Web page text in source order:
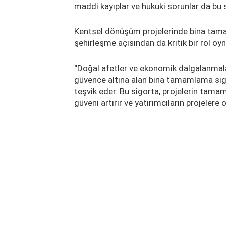
maddi kayıplar ve hukuki sorunlar da
Kentsel dönüşüm projelerinde bina
şehirleşme açısından da kritik bir rol
“Doğal afetler ve ekonomik
güvence altına alan bina tamamlama
teşvik eder. Bu sigorta, projelerin
güveni artırır ve yatırımcıların